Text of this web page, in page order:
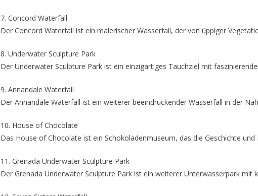
7. Concord Waterfall
Der Concord Waterfall ist ein malerischer Wasserfall, der von üppiger
8. Underwater Sculpture Park
Der Underwater Sculpture Park ist ein einzigartiges Tauchziel mit
9. Annandale Waterfall
Der Annandale Waterfall ist ein weiterer beeindruckender Wasserfall in der
10. House of Chocolate
Das House of Chocolate ist ein Schokoladenmuseum, das die Geschichte
11. Grenada Underwater Sculpture Park
Der Grenada Underwater Sculpture Park ist ein weiterer Unterwasserpark mit